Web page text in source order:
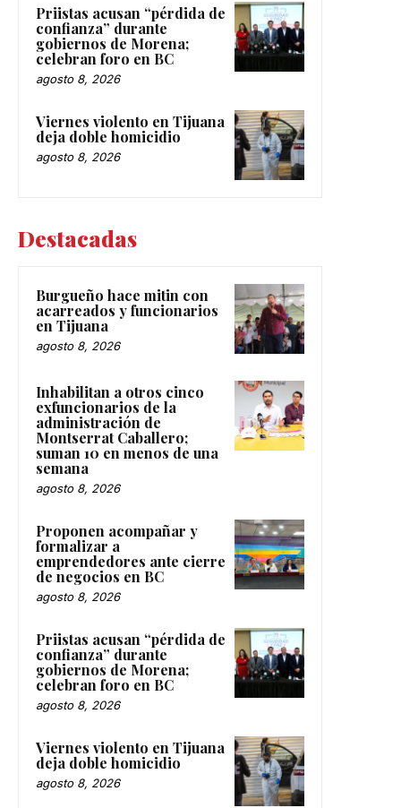
Priistas acusan “pérdida de
confianza” durante
gobiernos de Morena;
celebran foro en BC
agosto 8, 2026
Viernes violento en Tijuana
deja doble homicidio
agosto 8, 2026
Destacadas
Burgueño hace mitin con
acarreados y funcionarios
en Tijuana
agosto 8, 2026
Inhabilitan a otros cinco
exfuncionarios de la
administración de
Montserrat Caballero;
suman 10 en menos de una
semana
agosto 8, 2026
Proponen acompañar y
formalizar a
emprendedores ante cierre
de negocios en BC
agosto 8, 2026
Priistas acusan “pérdida de
confianza” durante
gobiernos de Morena;
celebran foro en BC
agosto 8, 2026
Viernes violento en Tijuana
deja doble homicidio
agosto 8, 2026